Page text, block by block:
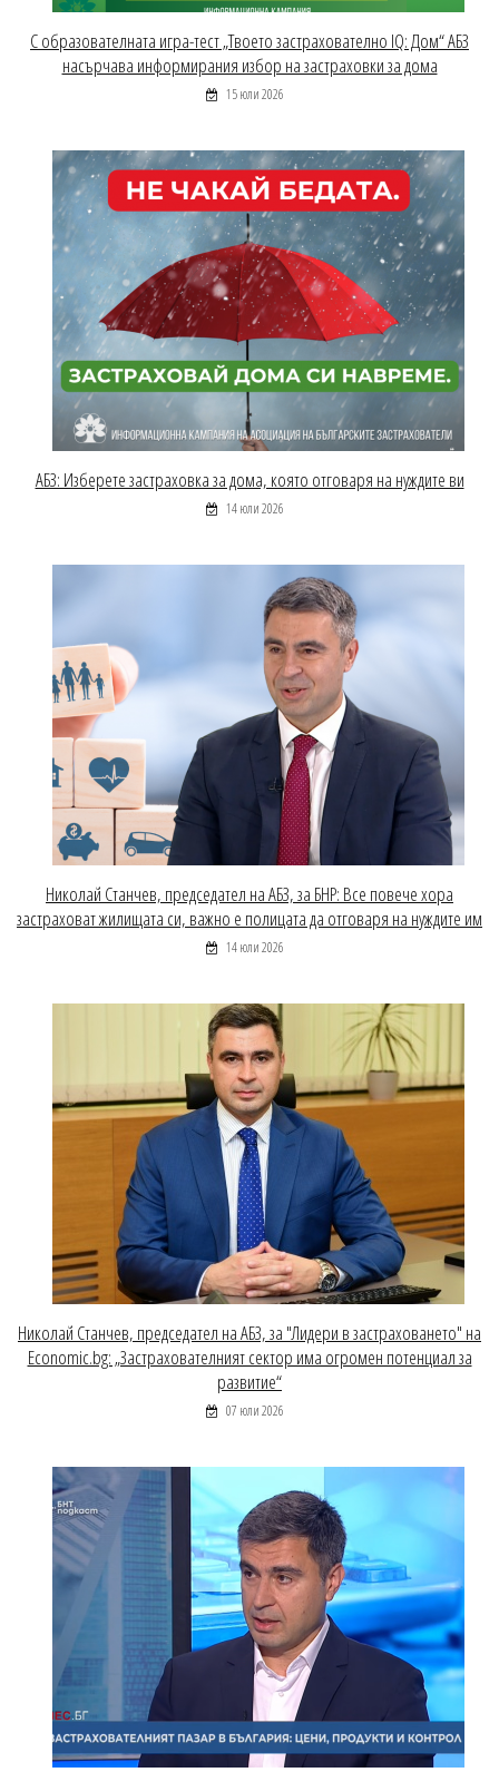
С образователната игра-тест „Твоето застрахователно IQ: Дом“ АБЗ
насърчава информирания избор на застраховки за дома
15 юли 2026
АБЗ: Изберете застраховка за дома, която отговаря на нуждите ви
14 юли 2026
Николай Станчев, председател на АБЗ, за БНР: Все повече хора
застраховат жилищата си, важно е полицата да отговаря на нуждите им
14 юли 2026
Николай Станчев, председател на АБЗ, за "Лидери в застраховането" на
Economic.bg: „Застрахователният сектор има огромен потенциал за
развитие“
07 юли 2026